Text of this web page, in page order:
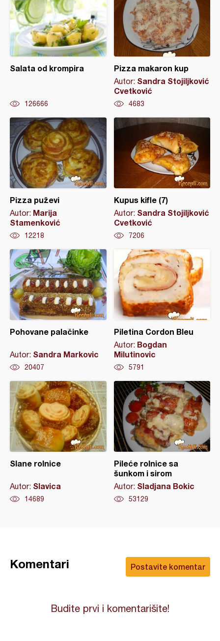
Salata od krompira
126666
Pizza makaron kup
Autor: Sandra Stojiljković
Cvetković
4683
Pizza puževi
Autor: Marija
Stamenković
12218
Kupus kifle (7)
Autor: Sandra Stojiljković
Cvetković
7206
Pohovane palačinke
Autor: Sandra Markovic
20407
Piletina Cordon Bleu
Autor: Bogdan
Milutinovic
5791
Slane rolnice
Autor: Slavica
14689
Pileće rolnice sa
šunkom i sirom
Autor: Sladjana Bokic
53129
Postavite komentar
Komentari
Budite prvi i komentarišite!